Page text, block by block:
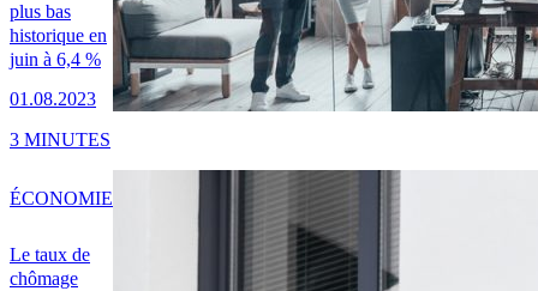
plus bas
historique en
juin à 6,4 %
01.08.2023
3 MINUTES
Le taux de
chômage
ÉCONOMIE